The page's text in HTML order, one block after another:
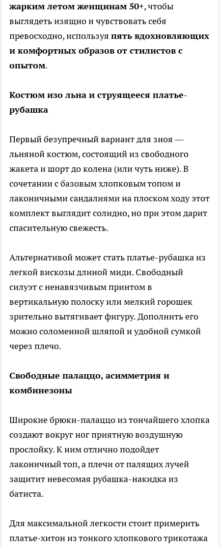
жарким летом женщинам 50+, чтобы
выглядеть изящно и чувствовать себя
превосходно, используя пять вдохновляющих
и комфортных образов от стилистов с
опытом.
Костюм изо льна и струящееся платье-
рубашка
Первый безупречный вариант для зноя —
льняной костюм, состоящий из свободного
жакета и шорт до колена (или чуть ниже). В
сочетании с базовым хлопковым топом и
лаконичными сандалиями на плоском ходу этот
комплект выглядит солидно, но при этом дарит
спасительную свежесть.
Альтернативой может стать платье-рубашка из
легкой вискозы длиной миди. Свободный
силуэт с ненавязчивым принтом в
вертикальную полоску или мелкий горошек
зрительно вытягивает фигуру. Дополнить его
можно соломенной шляпой и удобной сумкой
через плечо.
Свободные палаццо, асимметрия и
комбинезоны
Широкие брюки-палаццо из тончайшего хлопка
создают вокруг ног приятную воздушную
прослойку. К ним отлично подойдет
лаконичный топ, а плечи от палящих лучей
защитит невесомая рубашка-накидка из
батиста.
Для максимальной легкости стоит примерить
платье-хитон из тонкого хлопкового трикотажа